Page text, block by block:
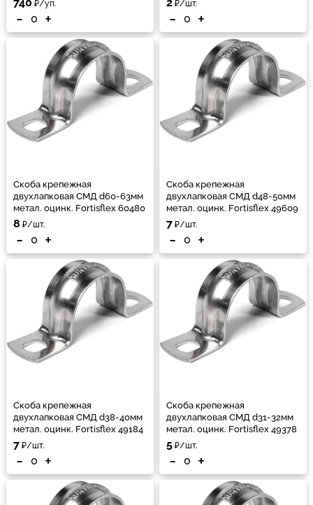
₽/уп.
- +
₽/шт.
- +
Скоба крепежная
двухлапковая СМД d60-63мм
метал. оцинк. Fortisflex 60480
8 ₽/шт.
- +
Скоба крепежная
двухлапковая СМД d48-50мм
метал. оцинк. Fortisflex 49609
7 ₽/шт.
- +
Скоба крепежная
двухлапковая СМД d38-40мм
метал. оцинк. Fortisflex 49184
7 ₽/шт.
- +
Скоба крепежная
двухлапковая СМД d31-32мм
метал. оцинк. Fortisflex 49378
5 ₽/шт.
- +